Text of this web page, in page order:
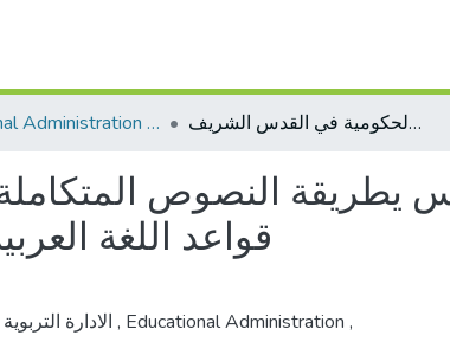
Educational Administration الادارة التربوية أُثر التدريس يطريقة النصوص المتكاملة في تحصيل طلبة الصف التاسع الأساسي في قواعد اللغة العربية في المدارس الحكومية في القدس الشريف
يطريقة النصوص
قواعد اللغة
الادارة التربوية , Educational Administration ,